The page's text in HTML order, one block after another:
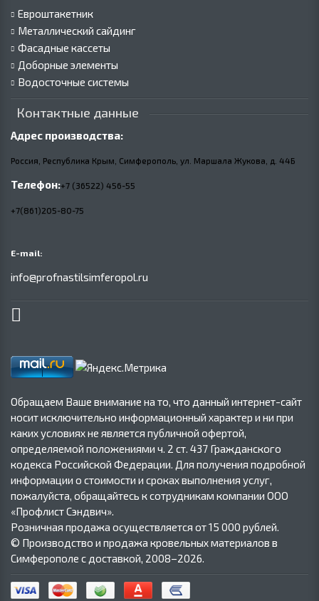
Евроштакетник
Металлический сайдинг
Фасадные кассеты
Доборные элементы
Водосточные системы
Контактные данные
Адрес производства:
Россия, Республика Крым, Симферополь, ул. Маршала Жукова, д. 44Б
Телефон:+7 (36522) 456-55
+7(861)205-80-75
E-mail:
info@profnastilsimferopol.ru
Обращаем Ваше внимание на то, что данный интернет-сайт
носит исключительно информационный характер и ни при
каких условиях не является публичной офертой,
определяемой положениями ч. 2 ст. 437 Гражданского
кодекса Российской Федерации. Для получения подробной
информации о стоимости и сроках выполнения услуг,
пожалуйста, обращайтесь к сотрудникам компании ООО
«Профлист Сэндвич».
Розничная продажа осуществляется от 15 000 рублей.
© Производство и продажа кровельных материалов в
Симферополе с доставкой, 2008–2026.